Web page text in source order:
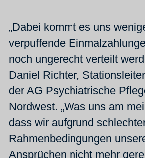
„Dabei kommt es uns
verpuffende
noch ungerecht verteilt
Daniel Richter,
der AG Psychiatrische
Nordwest. „Was uns am
dass wir aufgrund
Rahmenbedingungen
Ansprüchen nicht mehr